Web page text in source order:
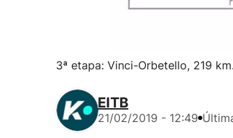
3ª etapa: Vinci-Orbetello, 219
EITB
21/02/2019 - 12:49